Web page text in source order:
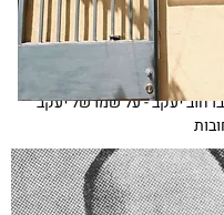
ברחוב יעקב - על שמו של יעקב